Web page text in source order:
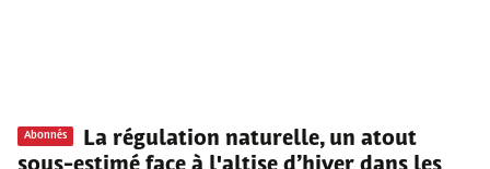
Abonnés
La régulation naturelle, un atout